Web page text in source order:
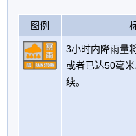
图例
3小时内降雨量
或者已达50毫
续。